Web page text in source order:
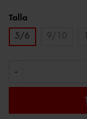
Talla
5/6
9/10
-